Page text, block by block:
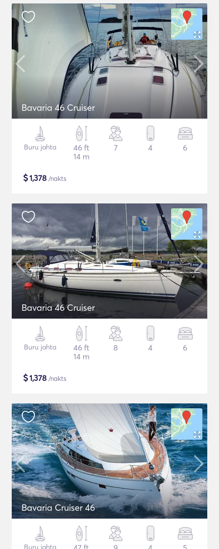
Bavaria 46 Cruiser
Buru jahta
46 ft
14 m
7 4 6
$1,378 /nakts
Bavaria 46 Cruiser
Buru jahta
46 ft
14 m
8 4 6
$1,378 /nakts
Bavaria Cruiser 46
Buru jahta